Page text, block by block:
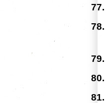
77.
78.
79.
80.
81.